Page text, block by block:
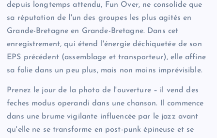
depuis longtemps attendu, Fun Over, ne consolide que
sa réputation de l'un des groupes les plus agités en
Grande-Bretagne en Grande-Bretagne. Dans cet
enregistrement, qui étend l'énergie déchiquetée de son
EPS précédent (assemblage et transporteur), elle affine
sa folie dans un peu plus, mais non moins imprévisible.
Prenez le jour de la photo de l'ouverture – il vend des
feches modus operandi dans une chanson. Il commence
dans une brume vigilante influencée par le jazz avant
qu'elle ne se transforme en post-punk épineuse et se